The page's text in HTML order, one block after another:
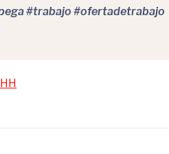
#trabajo #ofertadetrabajo